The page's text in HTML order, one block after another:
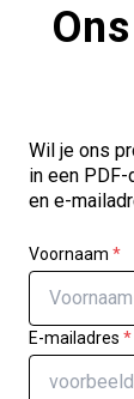
Wil je ons
in een PDF-
en e-
Voornaam *
E-mailadres *